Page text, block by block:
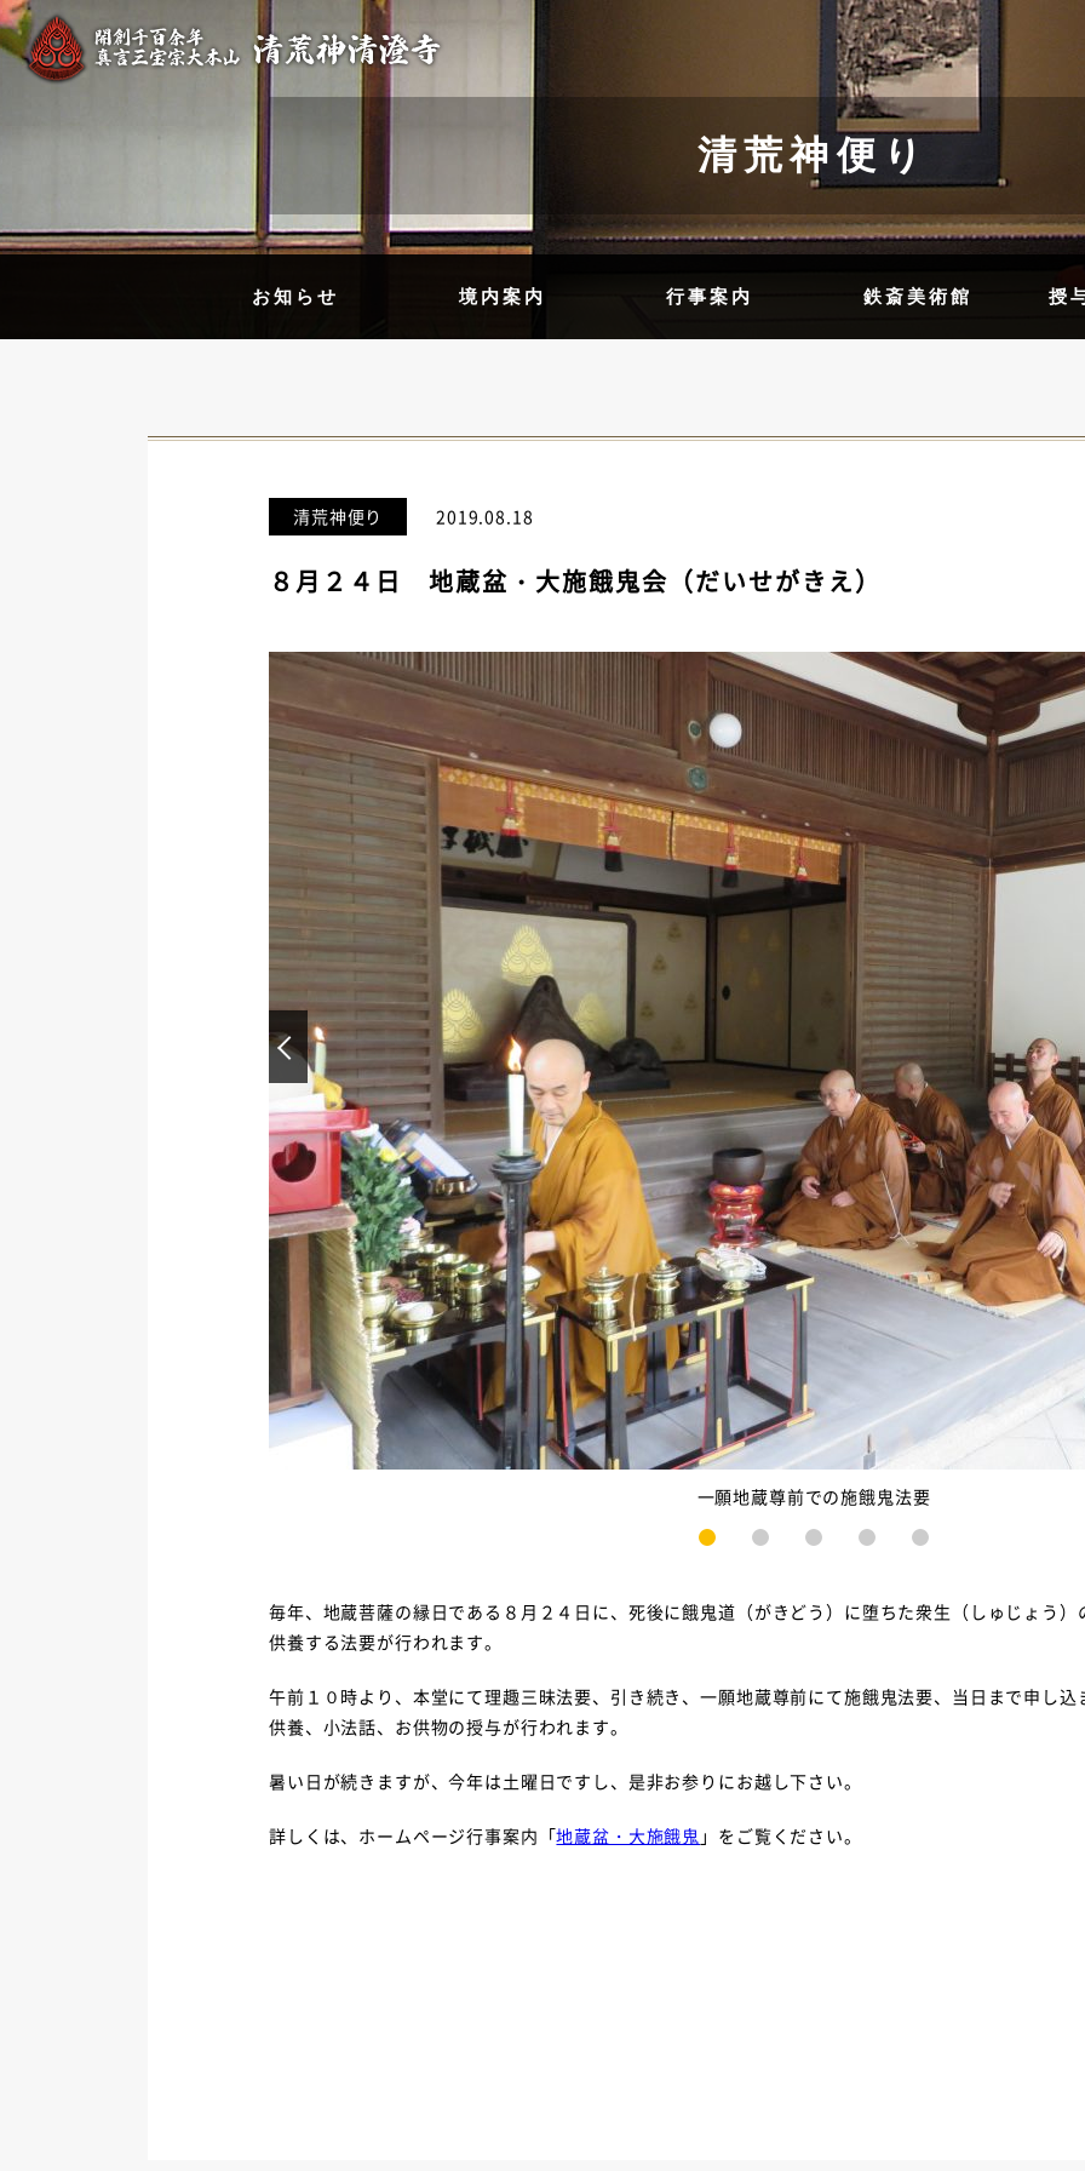
お知らせ 境内案内 行事案内 鉄斎美術館 授
清荒神便り
清荒神便り 2019.08.18
８月２４日 地蔵盆・大施餓鬼会（だいせがきえ）
一願地蔵尊前での施餓鬼法要
2 3 4 5
毎年、地蔵菩薩の縁日である８月２４日に、死後に餓鬼道（がきどう）に堕ちた衆生（しゅじょう
供養する法要が行われます。
午前１０時より、本堂にて理趣三昧法要、引き続き、一願地蔵尊前にて施餓鬼法要、当日まで申し
供養、小法話、お供物の授与が行われます。
暑い日が続きますが、今年は土曜日ですし、是非お参りにお越し下さい。
詳しくは、ホームページ行事案内「地蔵盆・大施餓鬼 」をご覧ください。